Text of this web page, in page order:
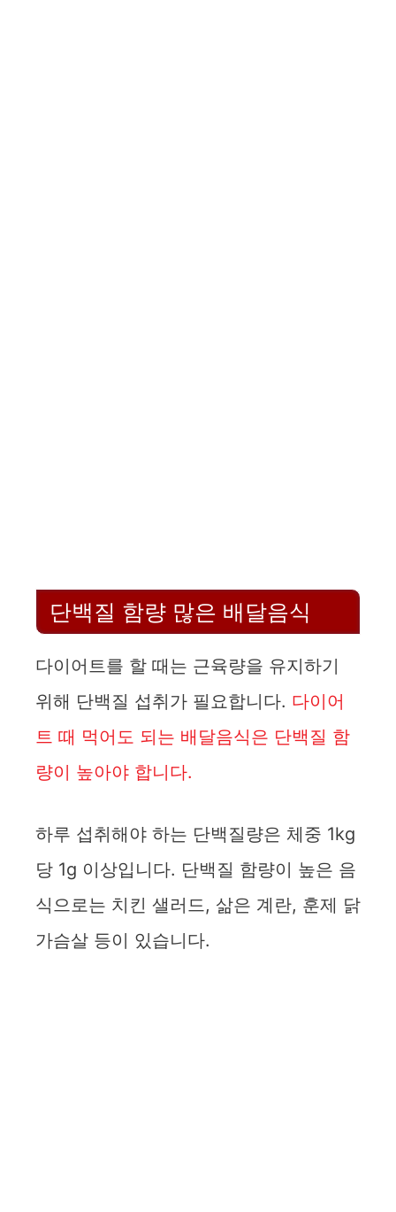
단백질 함량 많은 배달음식
다이어트를 할 때는 근육량을 유지하기
위해 단백질 섭취가 필요합니다. 다이어
트 때 먹어도 되는 배달음식은 단백질 함
량이 높아야 합니다.
하루 섭취해야 하는 단백질량은 체중 1kg
당 1g 이상입니다. 단백질 함량이 높은 음
식으로는 치킨 샐러드, 삶은 계란, 훈제 닭
가슴살 등이 있습니다.